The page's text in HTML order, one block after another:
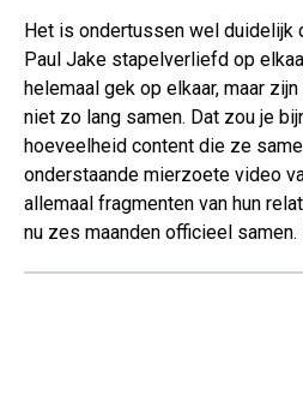
Het is ondertussen wel duidelijk
Paul Jake stapelverliefd op
helemaal gek op elkaar, maar
niet zo lang samen. Dat zou je
hoeveelheid content die ze
onderstaande mierzoete video
allemaal fragmenten van hun
nu zes maanden officieel